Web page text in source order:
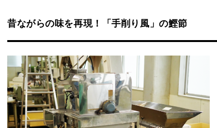
昔ながらの味を再現！「手削り風」の鰹節